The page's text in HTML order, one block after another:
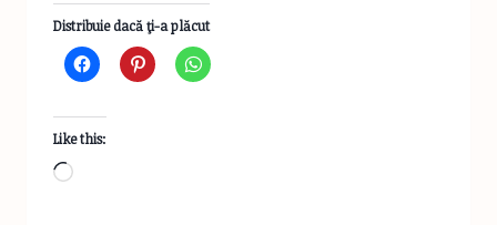
Distribuie dacă ţi-a plăcut
Like this:
Loading…